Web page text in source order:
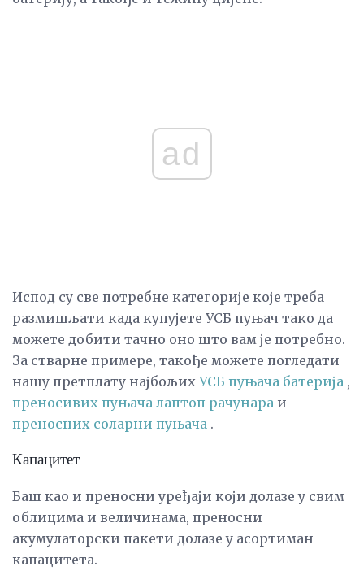
ad
Испод су све потребне категорије које треба
размишљати када купујете УСБ пуњач тако да
можете добити тачно оно што вам је потребно.
За стварне примере, такође можете погледати
нашу претплату најбољих УСБ пуњача батерија ,
преносивих пуњача лаптоп рачунара и
преносних соларни пуњача .
Капацитет
Баш као и преносни уређаји који долазе у свим
облицима и величинама, преносни
акумулаторски пакети долазе у асортиман
капацитета.